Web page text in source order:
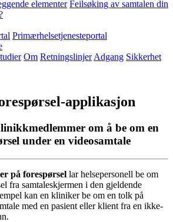
elementer Feilsøking av samtalen din
Primærhelsetjenesteportal
Om Retningslinjer Adgang Sikkerhet
applikasjon
om å be om en
under en videosamtale
på forespørsel lar helsepersonell be om
fra samtaleskjermen i den gjeldende
kan en kliniker be om en tolk på
med en pasient eller klient fra en ikke-
.